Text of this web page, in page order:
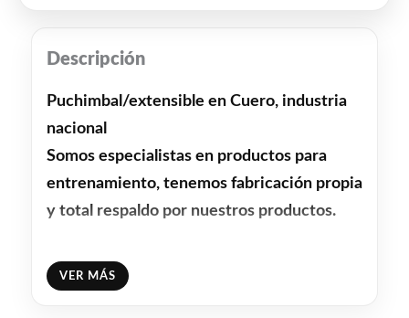
Descripción
Puchimbal/extensible en Cuero, industria
nacional
Somos especialistas en productos para
entrenamiento, tenemos fabricación propia
y total respaldo por nuestros productos.
Share
VER MÁS